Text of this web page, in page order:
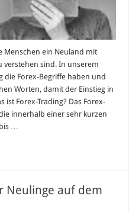
Menschen ein Neuland mit
verstehen sind. In unserem
die Forex-Begriffe haben und
Worten, damit der Einstieg in
ist Forex-Trading? Das Forex-
innerhalb einer sehr kurzen
…
Neulinge auf dem